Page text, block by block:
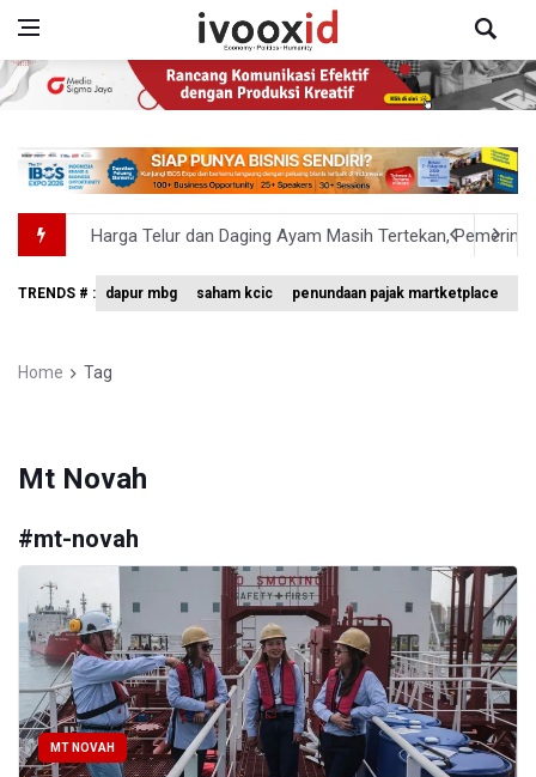
Harga Telur dan Daging Ayam Masih Tertekan,
4 Barang Ini Ternyata Beratnya Gak Sampai 300 Gram,
DPR Pastikan Tak Ada Surpres Pergantian Kapolri
TRENDS # : dapur mbg saham kcic penundaan pajak martketplace
Home Tag
Mt Novah
#mt-novah
MT NOVAH